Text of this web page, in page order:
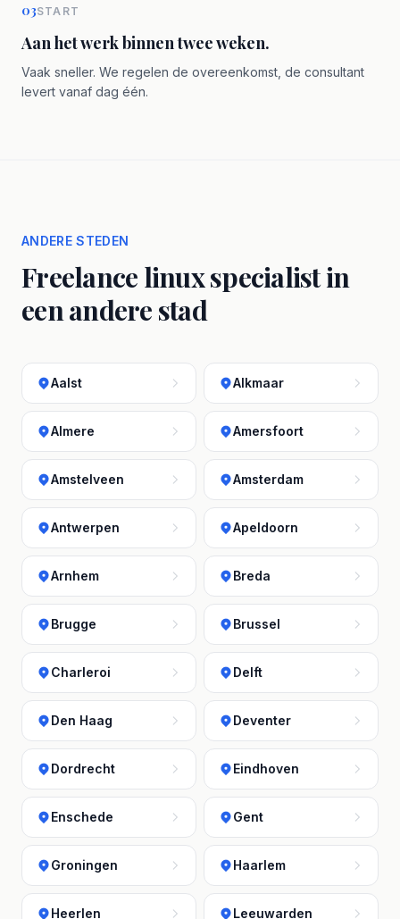
03START
Aan het werk binnen twee weken.
Vaak sneller. We regelen de overeenkomst, de consultant
levert vanaf dag één.
ANDERE STEDEN
Freelance linux specialist in
een andere stad
Aalst Alkmaar
Almere Amersfoort
Amstelveen Amsterdam
Antwerpen Apeldoorn
Arnhem Breda
Brugge Brussel
Charleroi Delft
Den Haag Deventer
Dordrecht Eindhoven
Enschede Gent
Groningen Haarlem
Heerlen Leeuwarden